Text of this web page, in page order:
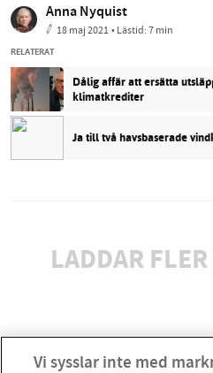
Anna Nyquist
18 maj 2021• Lästid:7 min
RELATERAT
Dålig affär att ersätta
klimatkrediter
Ja till två havsbaserade
LADDAR
Vi sysslar inte med